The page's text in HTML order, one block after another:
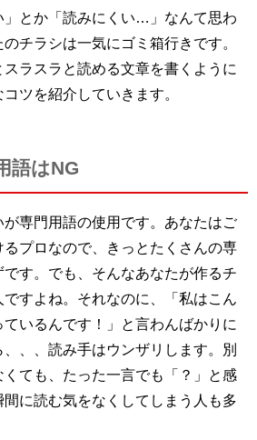
」とか「読みにくい…」なんて思わ
チラシは一気にゴミ箱行きです。
ラスラと読める文章を書くように
ツを紹介していきます。
語はNG
が専門用語の使用です。あなたはご
るプロなので、きっとたくさんの専
す。でも、そんなあなたが作るチ
すよね。それなのに、「私はこん
いるんです！」と言わんばかりに
、、読み手はウンザリします。別
ても、たった一言でも「？」と感
間に読む気をなくしてしまう人も多